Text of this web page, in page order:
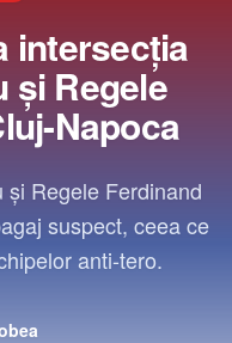
intersecția
și Regele
Napoca
Regele Ferdinand
suspect, ceea ce
anti-tero.